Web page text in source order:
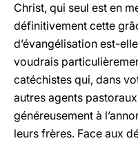
Christ, qui seul est en
définitivement cette
d’évangélisation est-
voudrais
catéchistes qui, dans
autres agents
généreusement à
leurs frères. Face aux